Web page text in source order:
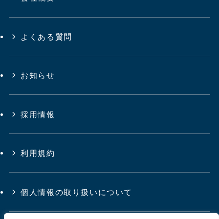
よくある質問
お知らせ
採用情報
利用規約
個人情報の取り扱いについて